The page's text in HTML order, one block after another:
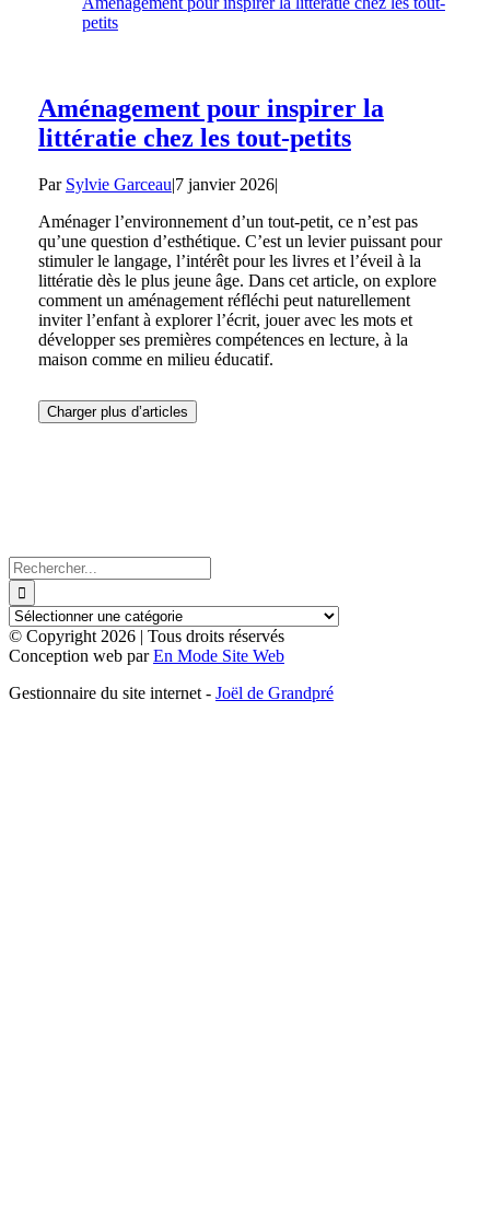
petits
Aménagement pour inspirer la
littératie chez les tout-petits
Par Sylvie Garceau|7 janvier 2026|
Aménager l’environnement d’un tout-petit, ce n’est pas
qu’une question d’esthétique. C’est un levier puissant pour
stimuler le langage, l’intérêt pour les livres et l’éveil à la
littératie dès le plus jeune âge. Dans cet article, on explore
comment un aménagement réfléchi peut naturellement
inviter l’enfant à explorer l’écrit, jouer avec les mots et
développer ses premières compétences en lecture, à la
maison comme en milieu éducatif.
Charger plus d’articles
Rechercher:
© Copyright 2026 | Tous droits réservés
Conception web parEn Mode Site Web
Gestionnaire du site internet - Joël de Grandpré